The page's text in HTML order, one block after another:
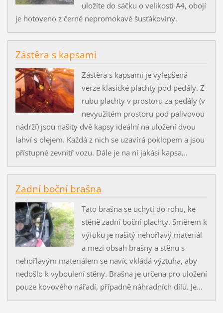
uložíte do sáčku o velikosti A4, obojí
je hotoveno z černé nepromokavé šusťákoviny.
Zástěra s kapsami
Zástěra s kapsami je vylepšená
verze klasické plachty pod pedály. Z
rubu plachty v prostoru za pedály (v
nevyužitém prostoru pod palivovou
nádrží) jsou našity dvě kapsy ideální na uložení dvou
lahví s olejem. Každá z nich se uzavírá poklopem a jsou
přístupné zevnitř vozu. Dále je na ní jakási kapsa...
Zadní boční brašna
Tato brašna se uchytí do rohu, ke
stěně zadní boční plachty. Směrem k
výfuku je našitý nehořlavý materiál
a mezi obsah brašny a stěnu s
nehořlavým materiálem se navíc vkládá výztuha, aby
nedošlo k vyboulení stěny. Brašna je určena pro uložení
pouze kovového nářadí, případně náhradních dílů. Je...